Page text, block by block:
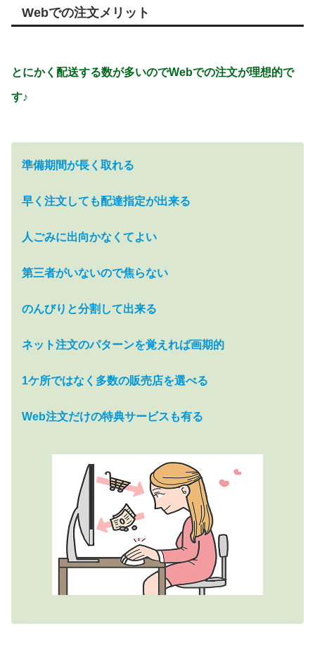
Webでの注文メリット
とにかく配送する数が多いのでWebでの注文が理想的で
す♪
準備期間が長く取れる
早く注文しても配達指定が出来る
人ごみに出向かなくてよい
第三者がいないので焦らない
のんびりと分割して出来る
ネット注文のパターンを覚えれば画期的
1ケ所ではなく多数の販売店を選べる
Web注文だけの特典サービスも有る